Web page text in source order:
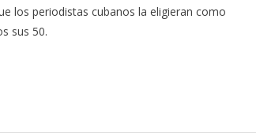
los periodistas cubanos la eligieran como
sus 50.